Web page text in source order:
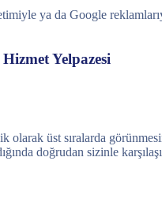
ya da Google
Yelpazesi
olarak üst sıralarda
doğrudan sizinle